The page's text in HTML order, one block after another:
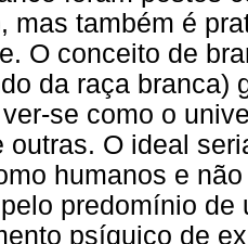
mas também é
O conceito de
da raça branca)
se como o
outras. O ideal
humanos e
predomínio
psíquico de